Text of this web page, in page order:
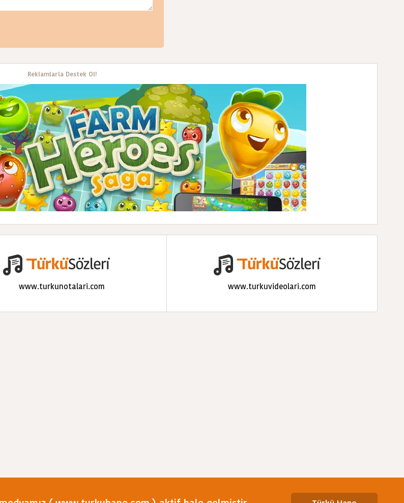
Reklamlarla Destek Ol!
www.turkunotalari.com www.turkuvideolari.com